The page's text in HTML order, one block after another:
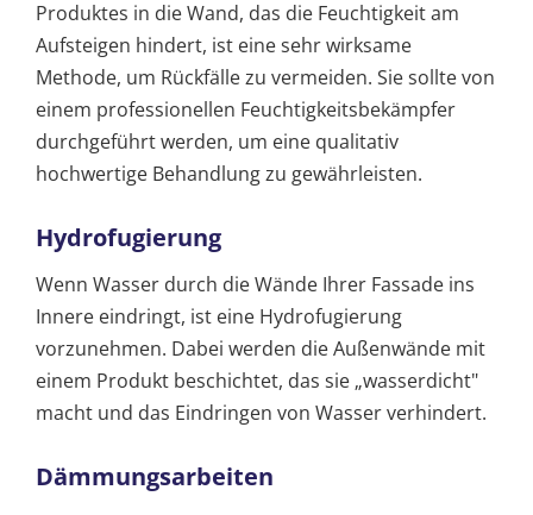
Produktes in die Wand, das die Feuchtigkeit am
Aufsteigen hindert, ist eine sehr wirksame
Methode, um Rückfälle zu vermeiden. Sie sollte von
einem professionellen Feuchtigkeitsbekämpfer
durchgeführt werden, um eine qualitativ
hochwertige Behandlung zu gewährleisten.
Hydrofugierung
Wenn Wasser durch die Wände Ihrer Fassade ins
Innere eindringt, ist eine Hydrofugierung
vorzunehmen. Dabei werden die Außenwände mit
einem Produkt beschichtet, das sie „wasserdicht"
macht und das Eindringen von Wasser verhindert.
Dämmungsarbeiten